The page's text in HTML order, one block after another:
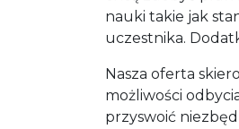
nauki takie jak
uczestnika.
Nasza oferta
możliwości
przyswoić